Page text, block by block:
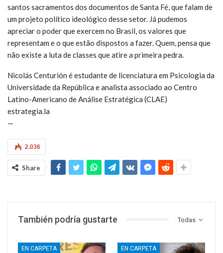
santos sacramentos dos documentos de Santa Fé, que falam de
um projeto político ideológico desse setor. Já pudemos
apreciar o poder que exercem no Brasil, os valores que
representam e o que estão dispostos a fazer. Quem, pensa que
não existe a luta de classes que atire a primeira pedra.
Nicolás Centurión é estudante de licenciatura em Psicologia da
Universidade da República e analista associado ao Centro
Latino-Americano de Análise Estratégica (CLAE)
estrategia.la
—
2.036
Share
Todas
También podría gustarte
EN CARPETA EN CARPETA